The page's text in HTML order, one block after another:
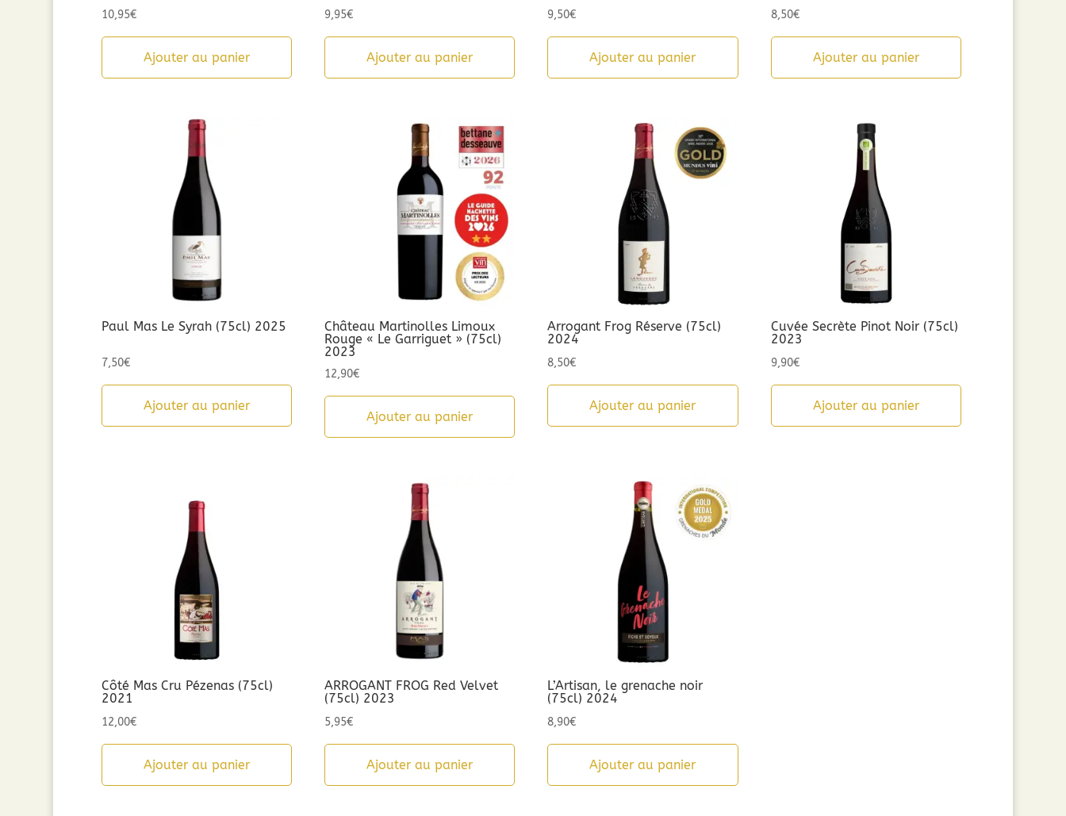
10,95€
Ajouter au panier
9,95€
Ajouter au panier
9,50€
Ajouter au panier
8,50€
Ajouter au panier
Paul Mas Le Syrah (75cl) 2025
7,50€
Ajouter au panier
Château Martinolles Limoux
Rouge « Le Garriguet » (75cl)
2023
12,90€
Ajouter au panier
Arrogant Frog Réserve (75cl)
2024
8,50€
Ajouter au panier
Cuvée Secrète Pinot Noir (75cl)
2023
9,90€
Ajouter au panier
Côté Mas Cru Pézenas (75cl)
2021
12,00€
Ajouter au panier
ARROGANT FROG Red Velvet
(75cl) 2023
5,95€
Ajouter au panier
L’Artisan, le grenache noir
(75cl) 2024
8,90€
Ajouter au panier